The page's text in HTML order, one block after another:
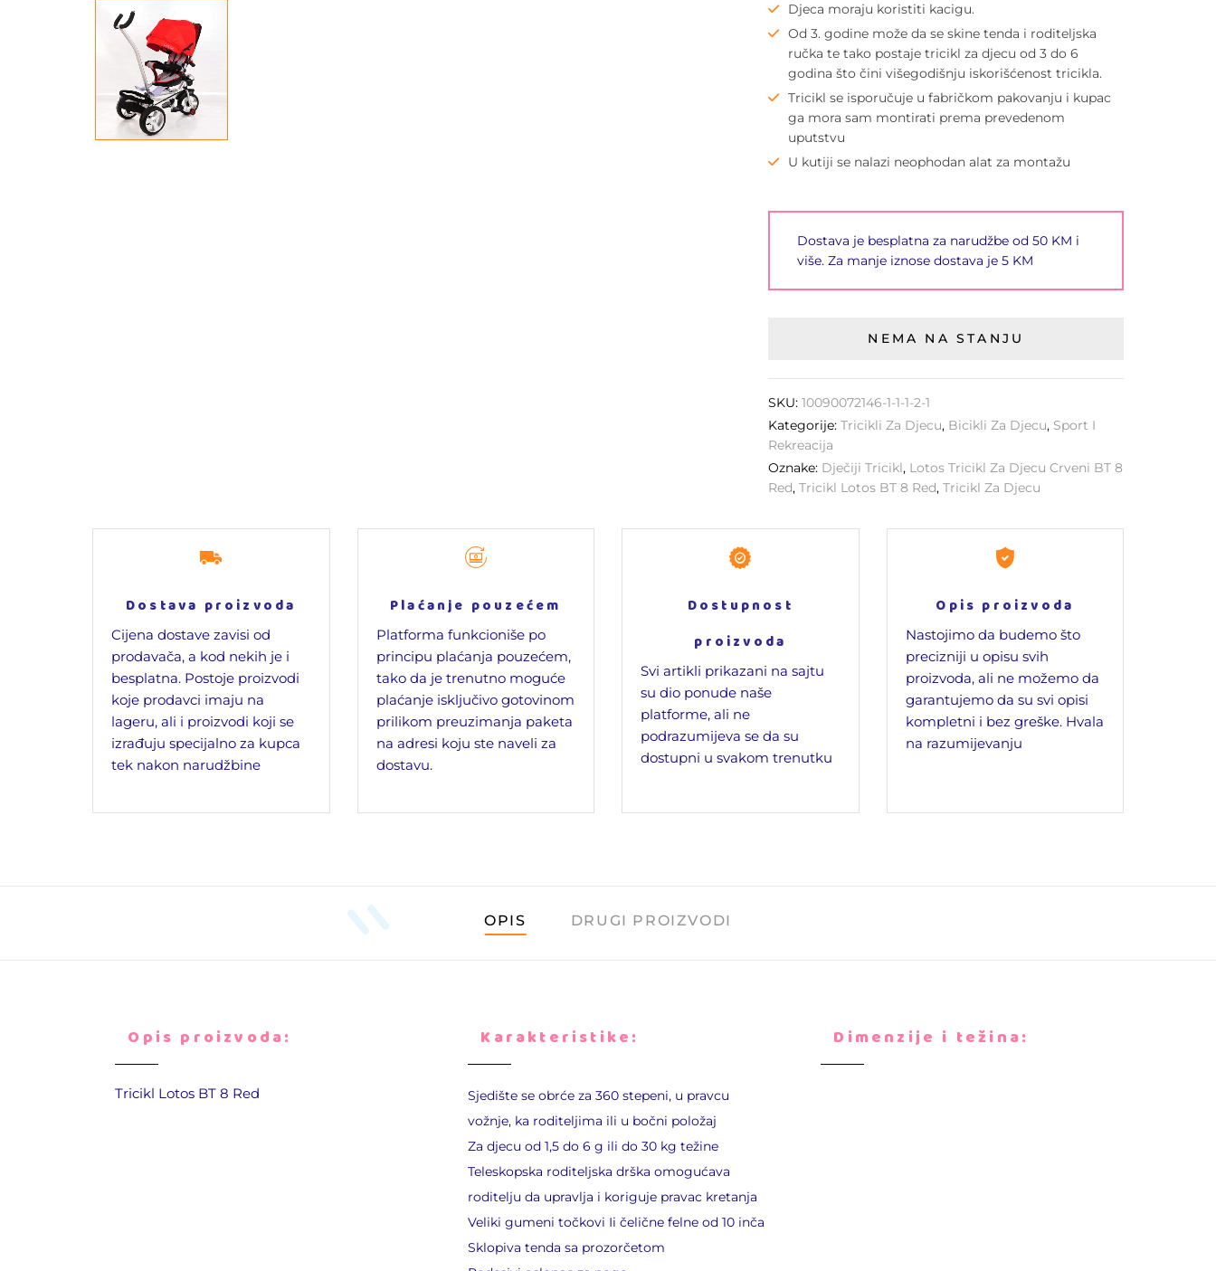
Djeca moraju koristiti kacigu.
Od 3. godine može da se skine tenda i roditeljska
ručka te tako postaje tricikl za djecu od 3 do 6
godina što čini višegodišnju iskorišćenost tricikla.
Tricikl se isporučuje u fabričkom pakovanju i kupac
ga mora sam montirati prema prevedenom
uputstvu
U kutiji se nalazi neophodan alat za montažu
Dostava je besplatna za narudžbe od 50 KM i
više. Za manje iznose dostava je 5 KM
NEMA NA STANJU
SKU:10090072146-1-1-1-2-1
Kategorije:Tricikli Za Djecu, Bicikli Za Djecu, Sport I
Rekreacija
Oznake: Dječiji Tricikl, Lotos Tricikl Za Djecu Crveni BT 8
Red,Tricikl Lotos BT 8 Red,Tricikl Za Djecu
Dostava proizvoda
Cijena dostave zavisi od
prodavača, a kod nekih je i
besplatna. Postoje proizvodi
koje prodavci imaju na
lageru, ali i proizvodi koji se
izrađuju specijalno za kupca
tek nakon narudžbine
Plaćanje pouzećem
Platforma funkcioniše po
principu plaćanja pouzećem,
tako da je trenutno moguće
plaćanje isključivo gotovinom
prilikom preuzimanja paketa
na adresi koju ste naveli za
dostavu.
Dostupnost
proizvoda
Svi artikli prikazani na sajtu
su dio ponude naše
platforme, ali ne
podrazumijeva se da su
dostupni u svakom trenutku
Opis proizvoda
Nastojimo da budemo što
precizniji u opisu svih
proizvoda, ali ne možemo da
garantujemo da su svi opisi
kompletni i bez greške. Hvala
na razumijevanju
OPIS DRUGI PROIZVODI
Opis proizvoda:
Tricikl Lotos BT 8 Red
Karakteristike:
Sjedište se obrće za 360 stepeni, u pravcu
vožnje, ka roditeljima ili u bočni položaj
Za djecu od 1,5 do 6 g ili do 30 kg težine
Teleskopska roditeljska drška omogućava
roditelju da upravlja i koriguje pravac kretanja
Veliki gumeni točkovi Ii čelične felne od 10 inča
Sklopiva tenda sa prozorčetom
Dimenzije i težina: